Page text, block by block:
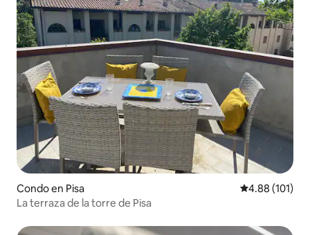
Condo en Pisa Calificación
4.88 (101)
La terraza de la torre de Pisa